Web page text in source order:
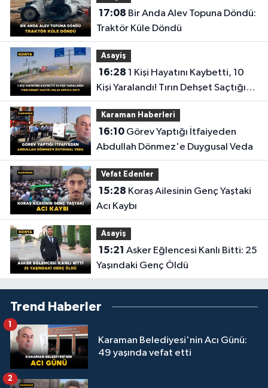
17:08
Traktör Küle Döndü
Asayiş
16:28
Kişi Yaralandı! Tırın Dehşet Saçtığı
Anlar Ortaya Çıktı
Karaman Haberleri
16:10Görev Yaptığı İtfaiyeden
Abdullah Dönmez'e Duygusal Veda
Vefat Edenler
15:28
Acı Kaybı
Asayiş
15:21
Yaşındaki Genç Öldü
Trend Haberler
Karaman Belediyesi'nin Acı Günü:
49 yaşında vefat etti
1
2